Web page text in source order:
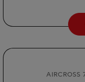
AIRCROSS